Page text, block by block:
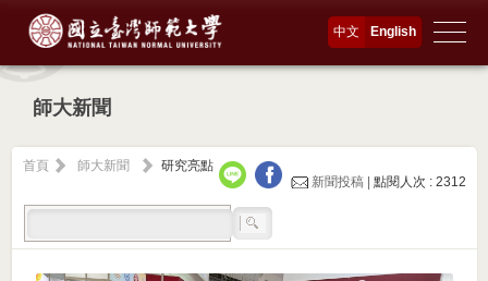
English
中文
師大新聞
首頁 師大新聞
研究亮點
新聞投稿 |點閱人次 : 2312